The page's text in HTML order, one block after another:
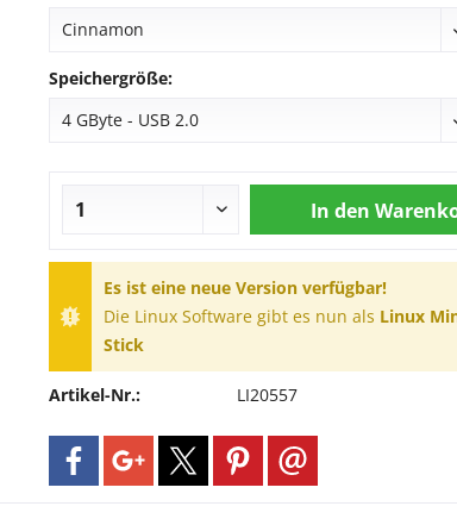
Speichergröße:
In den
Es ist eine neue Version verfügbar!
Die Linux Software gibt es nun als Linux
Stick
Artikel-Nr.: LI20557